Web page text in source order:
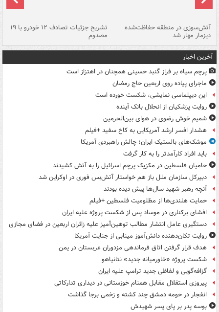
آتش‌سوزی در منطقه حفاظت‌شده
دیزمار مهار شد
تشریح جزئیات تصادف ۱۲ خودرو با ۱۹
مصدوم
آخرین اخبار
پرچم سیاه بر فراز گنبد حسینی همچنان در اهتزاز است
ماجرای پیاده روی اربعین حاج رمضان
این دیپلماسی نمایشی، شکست خورده است
روایت پزشکیان از انحلال بانک آینده
شمیم خوش رضوی در هوای بین‌الحرمین
هشدار افسر ارشد آمریکایی به کاخ سفید +فیلم
موشک‌های بالستیک ایران؛ چالش راهبردی آمریکا
باید افراد کارآمدتر را به کار گرفت
حامیان فلسطین در مکزیک پرچم اسرائیل را به آتش کشیدند
دبیرکل سازمان ملل باز هم خواستار آتش‌بس فوری در اوکراین شد
آنچه رهبر شهید سال‌ها پیش دیده بودند
حمایت هلندی‌ها از مظلومیت فلسطین +فیلم
افشای برکناری در موساد پس از شکست پروژه علیه ایران
دستگیری عامل انتشار مطالب توهین‌آمیز علیه زائران اربعین در فضای مجازی
روایت تکان‌دهنده دانش‌آموز مینابی از جنایت آمریکا
هدف قرار گرفتن اتاق‌ فرماندهی مزدوران عربستان در یمن
شکست پروژه «خاورمیانه جدید» نتانیاهو
گزافه‌گویی و لفاظی جدید ترامپ علیه ایران
پیروزی استقلال مقابل همنام خوزستانی در دیداری تدارکاتی
انفجار در حومه دمشق چند کشته و زخمی برجا گذاشت
بوسه‌ پدر بر پای پسر شهیدش